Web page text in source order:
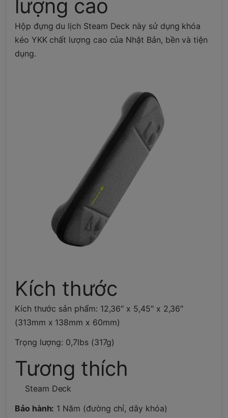
lượng cao
Hộp đựng du lịch Steam Deck này sử dụng khóa
kéo YKK chất lượng cao của Nhật Bản, bền và tiện
dụng.
Kích thước
Kích thước sản phẩm: 12,36″ x 5,45″ x 2,36″
(313mm x 138mm x 60mm)
Trọng lượng: 0,7lbs (317g)
Tương thích
Steam Deck
Bảo hành: 1 Năm (đường chỉ, dây khóa)